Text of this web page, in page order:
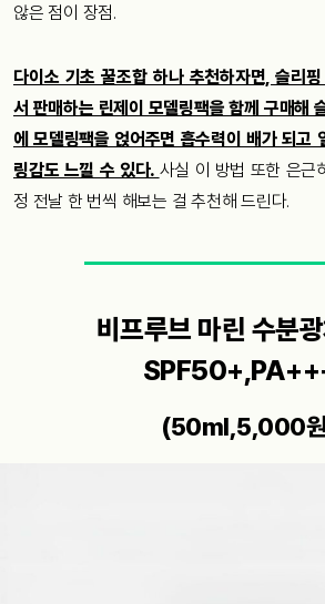
않은 점이 장점.
다이소 기초 꿀조합 하나 추천하자면, 슬리
서 판매하는 린제이 모델링팩을 함께 구매해
에 모델링팩을 얹어주면 흡수력이 배가 되고
링감도 느낄 수 있다. 사실 이 방법 또한 은근
정 전날 한 번씩 해보는 걸 추천해 드린다.
비프루브 마린 수분
(50ml,5,000